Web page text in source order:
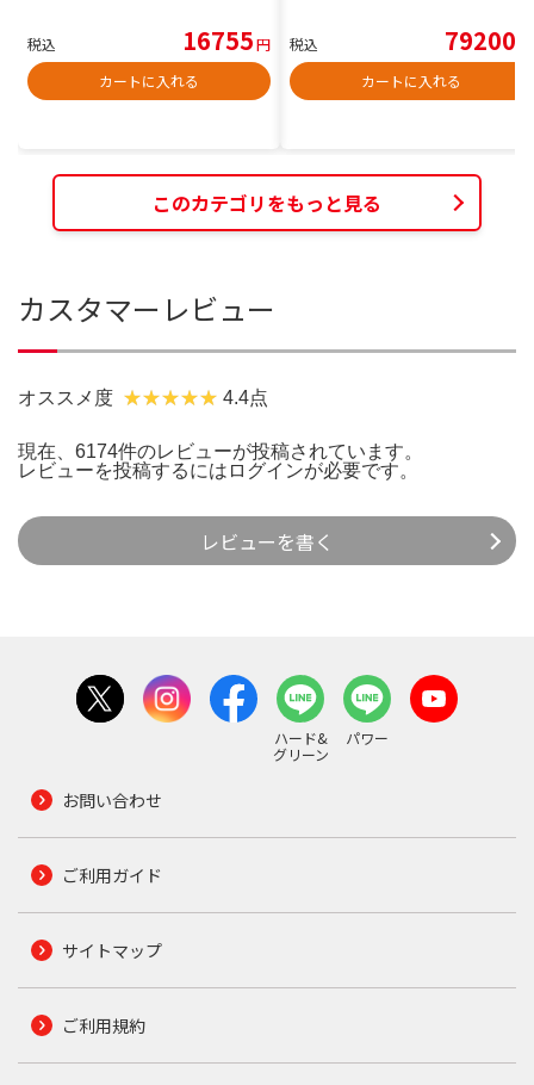
税込 16755円
カートに入れる
税込 79200
カートに入れる
このカテゴリをもっと見る
カスタマーレビュー
オススメ度 4.4点
現在、6174件のレビューが投稿されています。
レビューを投稿するには ログインが必要です。
レビューを書く
ハード&
グリーン
パワー
お問い合わせ
ご利用ガイド
サイトマップ
ご利用規約